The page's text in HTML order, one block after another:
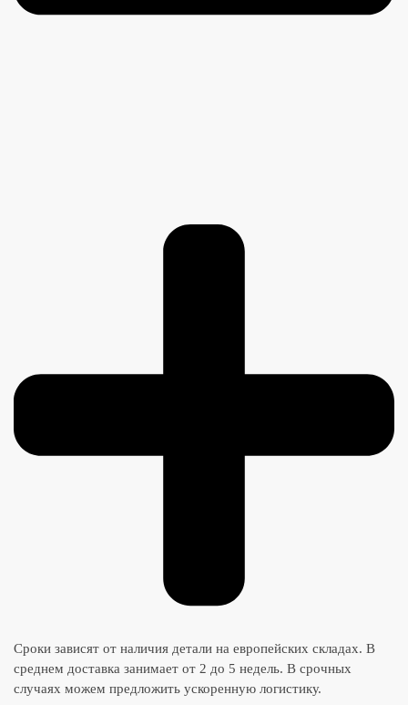
Сроки зависят от наличия детали на европейских складах. В
среднем доставка занимает от 2 до 5 недель. В срочных
случаях можем предложить ускоренную логистику.